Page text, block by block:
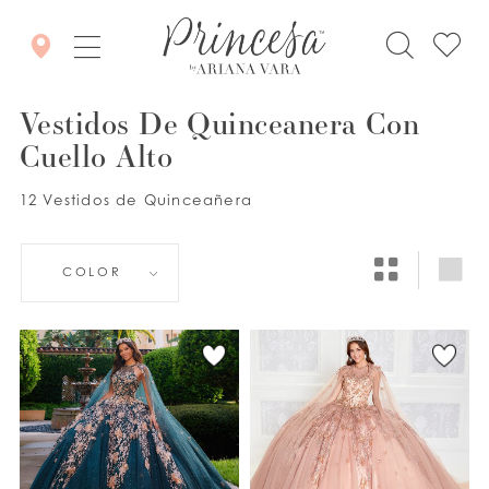
Vestidos De Quinceanera Con
Cuello Alto
12 Vestidos de Quinceañera
COLOR